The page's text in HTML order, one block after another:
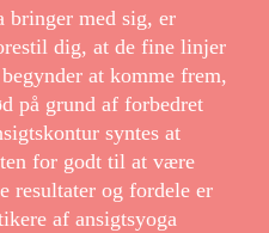
bringer med sig, er
dig, at de fine linjer
at komme frem,
på grund af forbedret
syntes at
for godt til at være
resultater og fordele er
af ansigtsyoga